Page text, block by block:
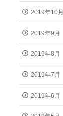
2019年10月
2019年9月
2019年8月
2019年7月
2019年6月